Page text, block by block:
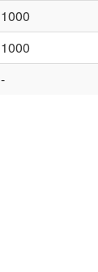
1000
1000
-